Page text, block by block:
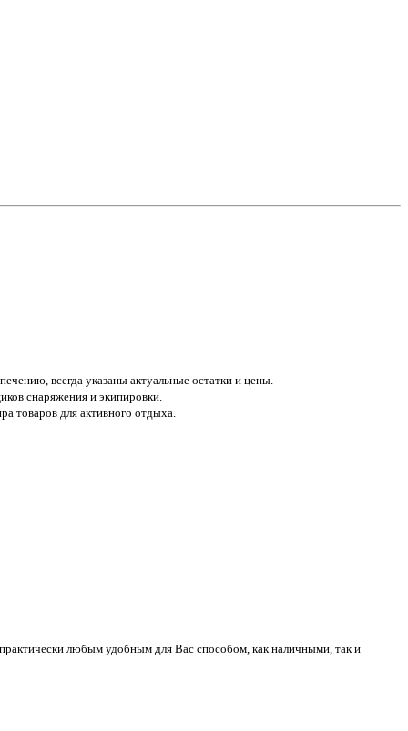
всегда указаны актуальные остатки и цены.
снаряжения и экипировки.
товаров для активного отдыха.
любым удобным для Вас способом, как наличными, так и